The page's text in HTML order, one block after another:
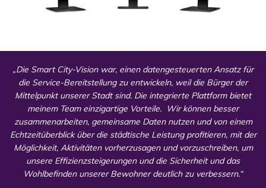
„Die Smart City-Vision war, einen datengesteuerten Ansatz für
die Service-Bereitstellung zu entwickeln, weil die Bürger der
Mittelpunkt unserer Stadt sind. Die integrierte Plattform bietet
meinem Team einzigartige Vorteile. Wir können besser
zusammenarbeiten, gemeinsame Daten nutzen und von einem
Echtzeitüberblick über die städtische Leistung profitieren, mit der
Möglichkeit, Aktivitäten vorherzusagen und vorzuschreiben, um
unsere Effizienzsteigerungen und die Sicherheit und das
Wohlbefinden unserer Bewohner deutlich zu verbessern.“